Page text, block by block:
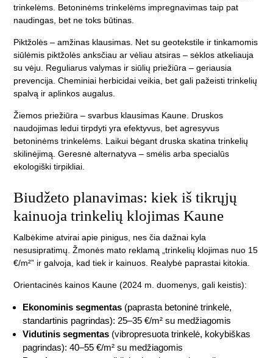
trinkelėms. Betoninėms trinkelėms impregnavimas taip pat
naudingas, bet ne toks būtinas.
Piktžolės – amžinas klausimas. Net su geotekstile ir tinkamomis
siūlėmis piktžolės anksčiau ar vėliau atsiras – sėklos atkeliauja
su vėju. Reguliarus valymas ir siūlių priežiūra – geriausia
prevencija. Cheminiai herbicidai veikia, bet gali pažeisti trinkelių
spalvą ir aplinkos augalus.
Žiemos priežiūra – svarbus klausimas Kaune. Druskos
naudojimas ledui tirpdyti yra efektyvus, bet agresyvus
betoninėms trinkelėms. Laikui bėgant druska skatina trinkelių
skilinėjimą. Geresnė alternatyva – smėlis arba specialūs
ekologiški tirpikliai.
Biudžeto planavimas: kiek iš tikrųjų
kainuoja trinkelių klojimas Kaune
Kalbėkime atvirai apie pinigus, nes čia dažnai kyla
nesusipratimų. Žmonės mato reklamą „trinkelių klojimas nuo 15
€/m²” ir galvoja, kad tiek ir kainuos. Realybė paprastai kitokia.
Orientacinės kainos Kaune (2024 m. duomenys, gali keistis):
Ekonominis segmentas (paprasta betoninė trinkelė,
standartinis pagrindas): 25–35 €/m² su medžiagomis
Vidutinis segmentas (vibropresuota trinkelė, kokybiškas
pagrindas): 40–55 €/m² su medžiagomis